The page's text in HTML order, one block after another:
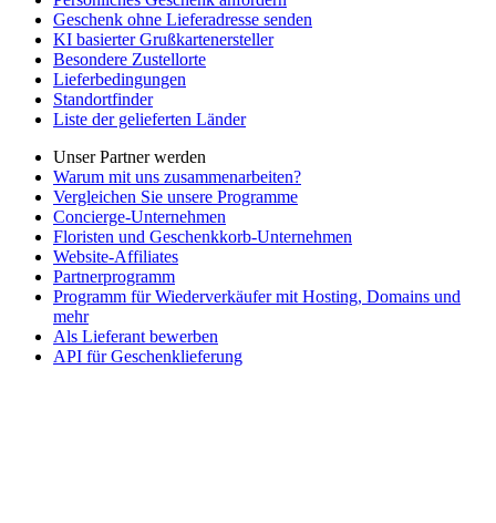
Geschenk ohne Lieferadresse senden
KI basierter Grußkartenersteller
Besondere Zustellorte
Lieferbedingungen
Standortfinder
Liste der gelieferten Länder
Unser Partner werden
Warum mit uns zusammenarbeiten?
Vergleichen Sie unsere Programme
Concierge-Unternehmen
Floristen und Geschenkkorb-Unternehmen
Website-Affiliates
Partnerprogramm
Programm für Wiederverkäufer mit Hosting, Domains und
mehr
Als Lieferant bewerben
API für Geschenklieferung